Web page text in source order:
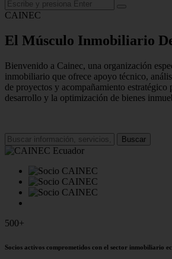
CAINEC
El Músculo Inmobiliario
Bienvenido a Cainec, una organización
inmobiliario que ofrece apoyo técnico,
de proyectos y acompañamiento estratégico
desarrollo y la optimización de bienes
Buscar
500+
Socios activos comprometidos con el sector inmobiliario